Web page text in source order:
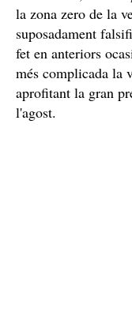
la zona zero de la
suposadament
fet en anteriors
més complicada la
aprofitant la gran
l'agost.